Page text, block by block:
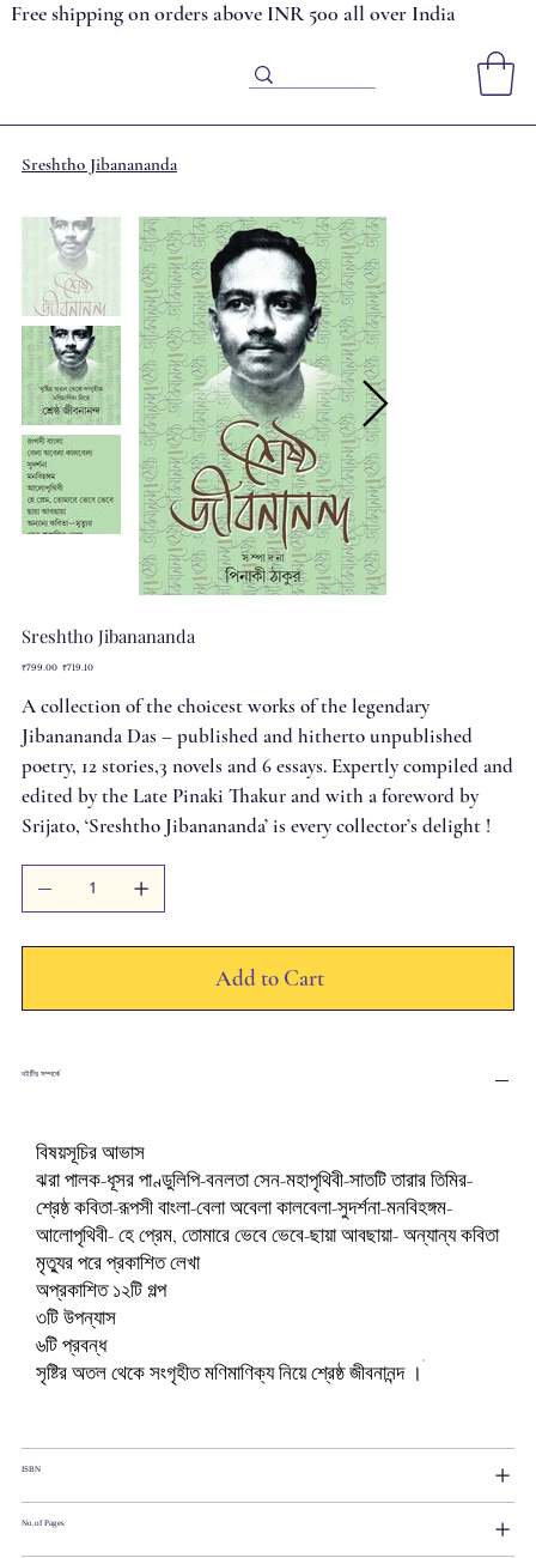
Free shipping on orders above INR 500 all over India
Sreshtho Jibanananda
Sreshtho Jibanananda
Original
₹799.00 Sale
₹719.10
A collection of the choicest works of the legendary
Jibanananda Das – published and hitherto unpublished
poetry, 12 stories,3 novels and 6 essays. Expertly compiled and
edited by the Late Pinaki Thakur and with a foreword by
Srijato, ‘Sreshtho Jibanananda’ is every collector’s delight !
Add to Cart
বইটির সম্পর্কে
বিষয়সূচির আভাস
ঝরা পালক-ধূসর পাণ্ডুলিপি-বনলতা সেন-মহাপৃথিবী-সাতটি তারার তিমির-
শ্রেষ্ঠ কবিতা-রূপসী বাংলা-বেলা অবেলা কালবেলা-সুদর্শনা-মনবিহঙ্গম-
আলোপৃথিবী- হে প্রেম, তোমারে ভেবে ভেবে-ছায়া আবছায়া- অন্যান্য কবিতা
মৃত্যুর পরে প্রকাশিত লেখা
অপ্রকাশিত ১২টি গল্প
৩টি উপন্যাস
৬টি প্রবন্ধ
সৃষ্টির অতল থেকে সংগৃহীত মণিমাণিক্য নিয়ে শ্রেষ্ঠ জীবনানন্দ ।
ISBN
No.of Pages